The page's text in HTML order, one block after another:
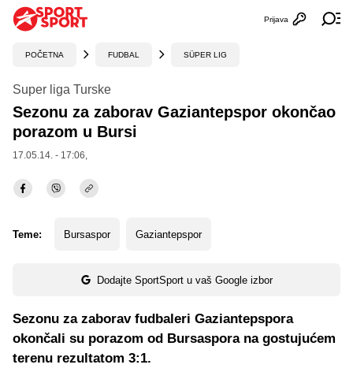
Otvori
Prijava
POČETNA FUDBAL SÜPER LIG
Super liga Turske
Sezonu za zaborav Gaziantepspor okončao
porazom u Bursi
17.05.14. - 17:06,
Teme: Bursaspor Gaziantepspor
Dodajte SportSport u vaš Google izbor
Sezonu za zaborav fudbaleri Gaziantepspora
okončali su porazom od Bursaspora na gostujućem
terenu rezultatom 3:1.